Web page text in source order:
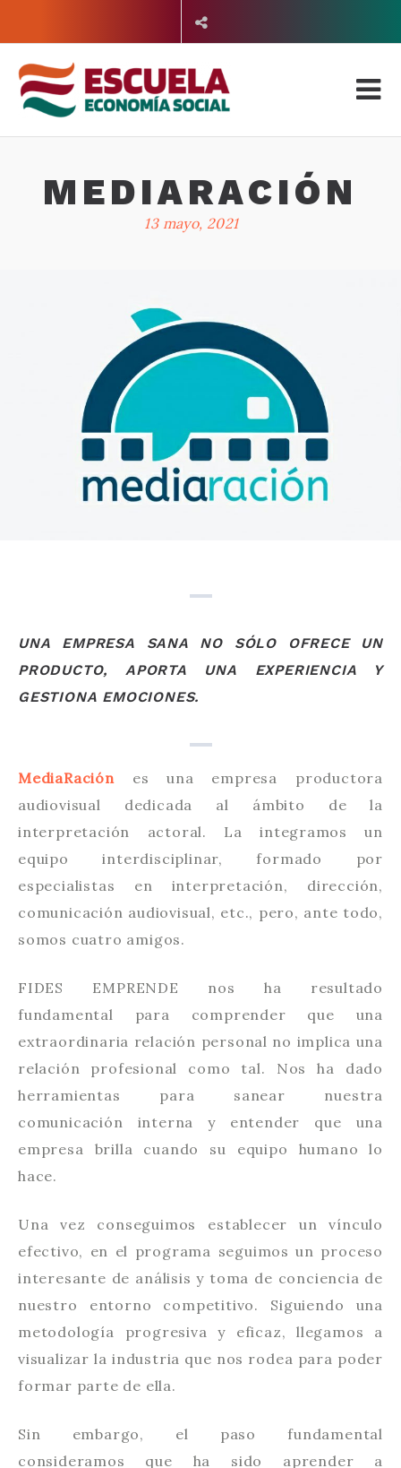
MEDIARACIÓN
13 mayo, 2021
UNA EMPRESA SANA NO SÓLO OFRECE UN
PRODUCTO, APORTA UNA EXPERIENCIA Y
GESTIONA EMOCIONES.
MediaRaciónes una empresa productora
audiovisual dedicada al ámbito de la
interpretación actoral. La integramos un
equipo interdisciplinar, formado por
especialistas en interpretación, dirección,
comunicación audiovisual, etc., pero, ante todo,
somos cuatro amigos.
FIDES EMPRENDE nos ha resultado
fundamental para comprender que una
extraordinaria relación personal no implica una
relación profesional como tal. Nos ha dado
herramientas para sanear nuestra
comunicación interna y entender que una
empresa brilla cuando su equipo humano lo
hace.
Una vez conseguimos establecer un vínculo
efectivo, en el programa seguimos un proceso
interesante de análisis y toma de conciencia de
nuestro entorno competitivo. Siguiendo una
metodología progresiva y eficaz, llegamos a
visualizar la industria que nos rodea para poder
formar parte de ella.
Sin embargo, el paso fundamental
consideramos que ha sido aprender a